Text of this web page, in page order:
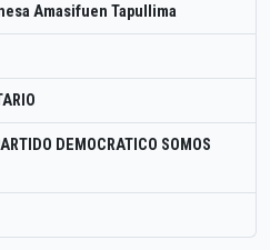
Amasifuen Tapullima
DEMOCRATICO SOMOS